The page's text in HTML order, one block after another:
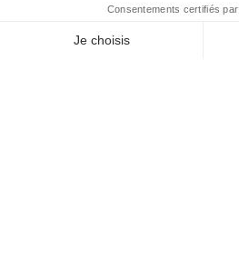
Capteurs IoT
Consentements certifiés par
Je choisis